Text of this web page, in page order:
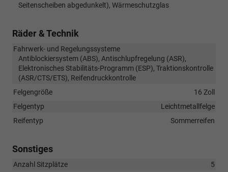
Seitenscheiben abgedunkelt), Wärmeschutzglas
Räder & Technik
Fahrwerk- und Regelungssysteme
Antiblockiersystem (ABS), Antischlupfregelung (ASR),
Elektronisches Stabilitäts-Programm (ESP), Traktionskontrolle
(ASR/CTS/ETS), Reifendruckkontrolle
Felgengröße
16 Zoll
Felgentyp
Leichtmetallfelge
Reifentyp
Sommerreifen
Sonstiges
Anzahl Sitzplätze
5